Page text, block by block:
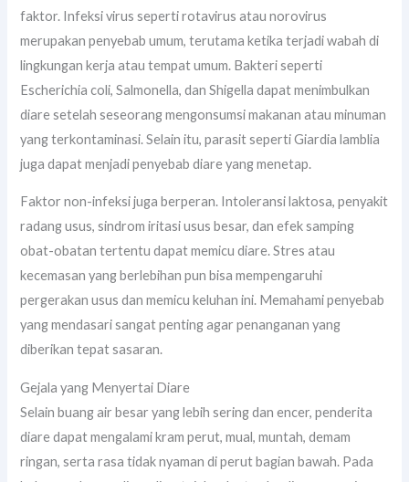
faktor. Infeksi virus seperti rotavirus atau norovirus
merupakan penyebab umum, terutama ketika terjadi wabah di
lingkungan kerja atau tempat umum. Bakteri seperti
Escherichia coli, Salmonella, dan Shigella dapat menimbulkan
diare setelah seseorang mengonsumsi makanan atau minuman
yang terkontaminasi. Selain itu, parasit seperti Giardia lamblia
juga dapat menjadi penyebab diare yang menetap.
Faktor non-infeksi juga berperan. Intoleransi laktosa, penyakit
radang usus, sindrom iritasi usus besar, dan efek samping
obat-obatan tertentu dapat memicu diare. Stres atau
kecemasan yang berlebihan pun bisa mempengaruhi
pergerakan usus dan memicu keluhan ini. Memahami penyebab
yang mendasari sangat penting agar penanganan yang
diberikan tepat sasaran.
Gejala yang Menyertai Diare
Selain buang air besar yang lebih sering dan encer, penderita
diare dapat mengalami kram perut, mual, muntah, demam
ringan, serta rasa tidak nyaman di perut bagian bawah. Pada